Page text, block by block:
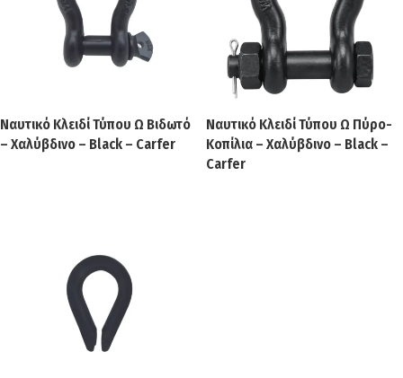
Ναυτικό Κλειδί Τύπου Ω Βιδωτό
– Χαλύβδινο – Black – Carfer
Ναυτικό Κλειδί Τύπου Ω Πύρο-
Κοπίλια – Χαλύβδινο – Black –
Carfer